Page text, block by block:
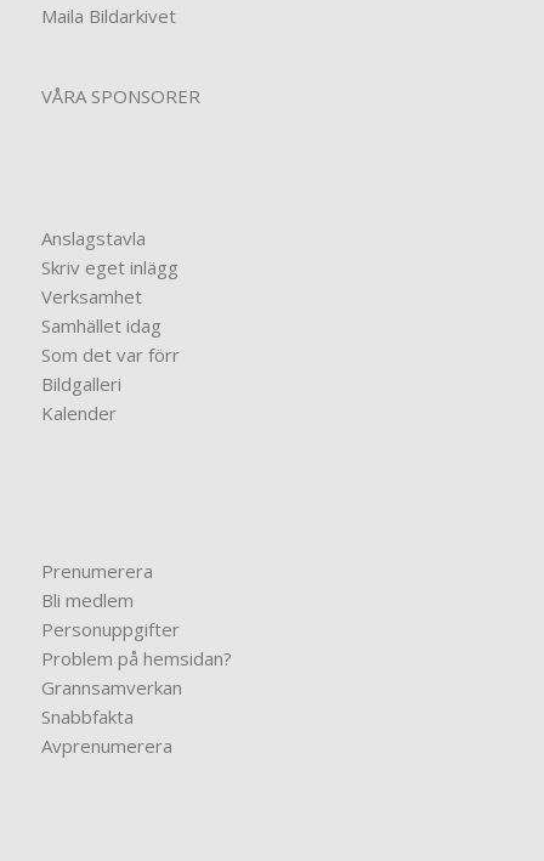
Maila Bildarkivet
VÅRA SPONSORER
Anslagstavla
Skriv eget inlägg
Verksamhet
Samhället idag
Som det var förr
Bildgalleri
Kalender
Prenumerera
Bli medlem
Personuppgifter
Problem på hemsidan?
Grannsamverkan
Snabbfakta
Avprenumerera